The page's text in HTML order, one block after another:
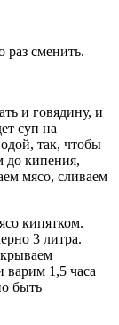
раз сменить.
и говядину, и
суп на
так, чтобы
до кипения,
мясо, сливаем
кипятком.
3 литра.
варим 1,5 часа
быть